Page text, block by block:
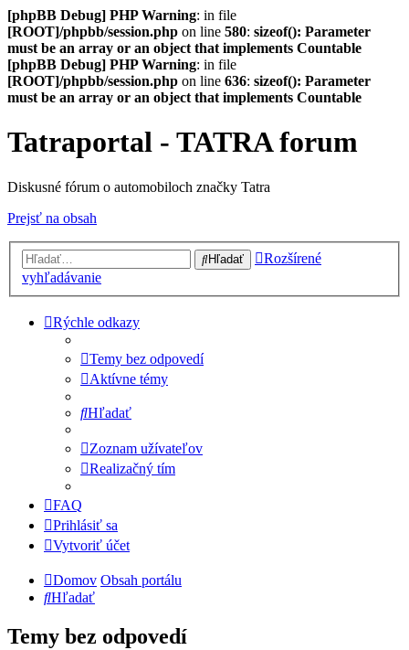
[phpBB Debug] PHP Warning: in file
[ROOT]/phpbb/session.php on line 580: sizeof(): Parameter
must be an array or an object that implements Countable
[phpBB Debug] PHP Warning: in file
[ROOT]/phpbb/session.php on line 636: sizeof(): Parameter
must be an array or an object that implements Countable
Tatraportal - TATRA forum
Diskusné fórum o automobiloch značky Tatra
Prejsť na obsah
Hľadať
Rozšírené
vyhľadávanie
Rýchle odkazy
Temy bez odpovedí
Aktívne témy
Hľadať
Zoznam užívateľov
Realizačný tím
FAQ
Prihlásiť sa
Vytvoriť účet
Domov Obsah portálu
Hľadať
Temy bez odpovedí